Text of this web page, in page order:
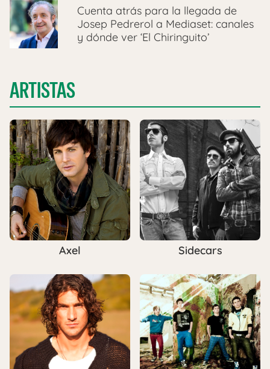
Cuenta atrás para la llegada de
Josep Pedrerol a Mediaset: canales
y dónde ver ‘El Chiringuito’
ARTISTAS
Axel Sidecars